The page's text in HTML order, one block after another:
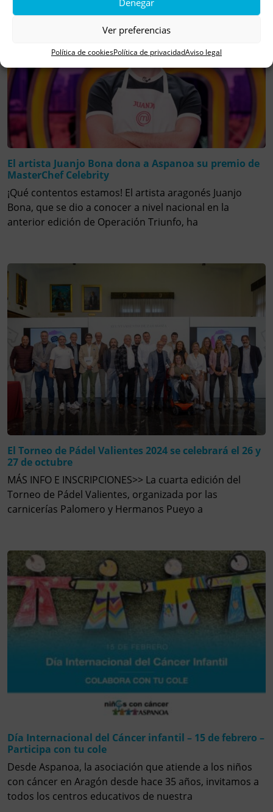
Ver preferencias
Política de cookiesPolítica de privacidadAviso legal
El artista Juanjo Bona dona a Aspanoa su premio de
MasterChef Celebrity
¡Qué contentos estamos! El artista aragonés Juanjo
Bona, que se dio a conocer a nivel nacional en la
anterior edición de Operación Triunfo, ha
El Torneo de Pádel Valientes 2024 se celebrará el 26 y
27 de octubre
MÁS INFO E INSCRIPCIONES>> La cuarta edición del
Torneo de Pádel Valientes, organizada por las
carnicerías Palomero y Hermanos Pueyo a
Día Internacional del Cáncer infantil – 15 de febrero –
Participa con tu cole
Desde Aspanoa, la asociación que atiende a los niños
con cáncer en Aragón desde hace 35 años, invitamos a
todos los centros educativos de nuestra